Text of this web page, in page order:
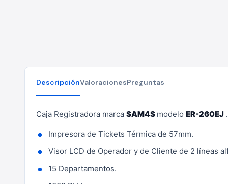
DescripciónValoracionesPreguntas
Caja Registradora marca SAM4S modelo ER-260EJ .
Impresora de Tickets Térmica de 57mm.
Visor LCD de Operador y de Cliente de 2 líneas
15 Departamentos.